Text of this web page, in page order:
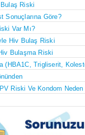
Bulaş Riski
Sonuçlarına Göre?
Var Mı?
Hiv Bulaş Riski
Bulaşma Riski
(HBA1C, Trigliserit,
Riski Ve Kondom